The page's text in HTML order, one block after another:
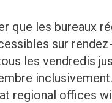
que les bureaux
sur
les vendredis
inclusivement.
regional offices